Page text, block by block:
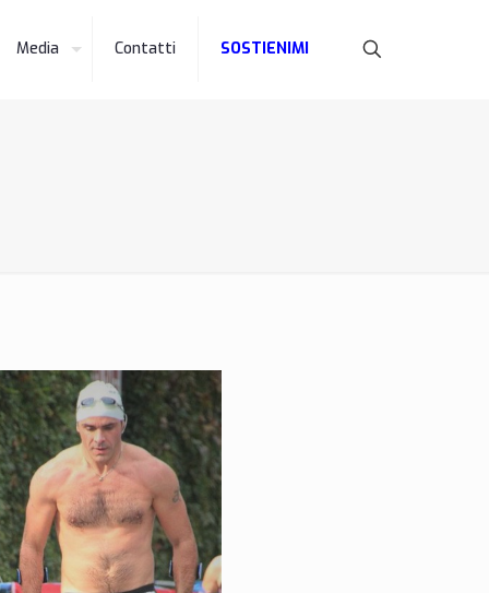
Media Contatti SOSTIENIMI